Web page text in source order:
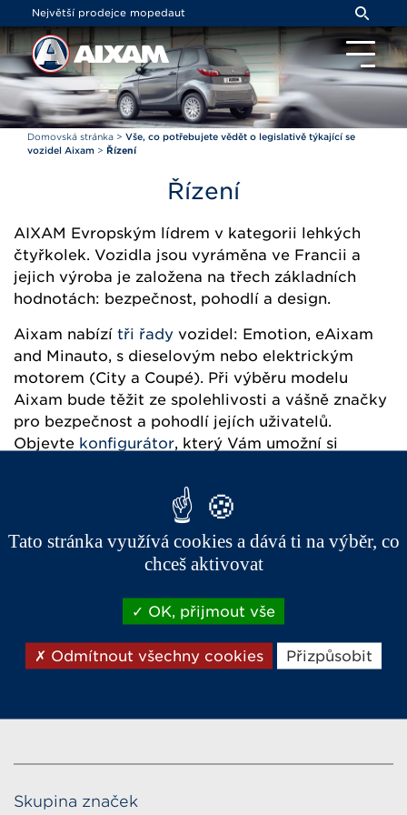
Největší prodejce mopedaut
Domovská stránka > Vše, co potřebujete vědět o legislativě týkající se
vozidel Aixam > Řízení
Řízení
AIXAM Evropským lídrem v kategorii lehkých
čtyřkolek. Vozidla jsou vyráměna ve Francii a
jejich výroba je založena na třech základních
hodnotách: bezpečnost, pohodlí a design.
Aixam nabízí tři řady vozidel: Emotion, eAixam
and Minauto, s dieselovým nebo elektrickým
motorem (City a Coupé). Při výběru modelu
Aixam bude těžit ze spolehlivosti a vášně značky
pro bezpečnost a pohodlí jejích uživatelů.
Objevte konfigurátor, který Vám umožní si
dispozici je různá řada vybavení pro vytvoření
vozidla, které bude vyhovovat Vašim
požadavkům.
Skupina značek
Panel pro správu cookies
Tato stránka využívá cookies a dává ti na výběr, co
chceš aktivovat
OK, přijmout vše
Odmítnout všechny cookies Přizpůsobit